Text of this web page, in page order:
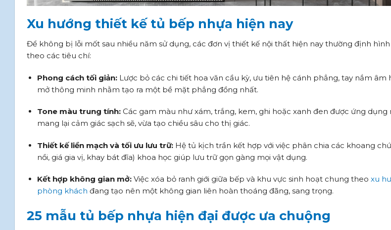
Xu hướng thiết kế tủ bếp nhựa hiện nay
Để không bị lỗi mốt sau nhiều năm sử dụng, các đơn vị thiết kế nội thất hiện nay thường định
theo các tiêu chí:
Phong cách tối giản:Lược bỏ các chi tiết hoa văn cầu kỳ, ưu tiên hệ cánh phẳng, tay nắm âm
mở thông minh nhằm tạo ra một bề mặt phẳng đồng nhất.
Tone màu trung tính:Các gam màu như xám, trắng, kem, ghi hoặc xanh đen được ứng dụng
mang lại cảm giác sạch sẽ, vừa tạo chiều sâu cho thị giác.
Thiết kế liền mạch và tối ưu lưu trữ:Hệ tủ kịch trần kết hợp với việc phân chia các khoang
nồi, giá gia vị, khay bát đĩa) khoa học giúp lưu trữ gọn gàng mọi vật dụng.
Kết hợp không gian mở:Việc xóa bỏ ranh giới giữa bếp và khu vực sinh hoạt chung theo xu
phòng khách đang tạo nên một không gian liên hoàn thoáng đãng, sang trọng.
25 mẫu tủ bếp nhựa hiện đại được ưa chuộng